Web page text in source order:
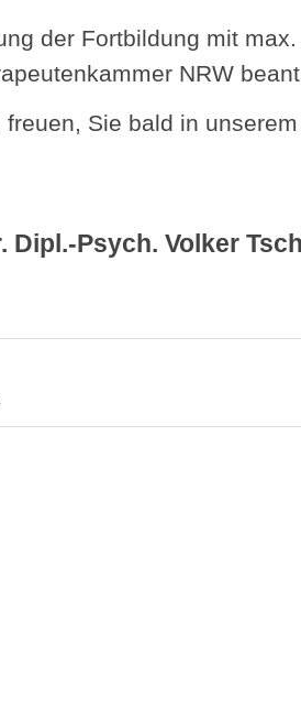
der Fortbildung mit
NRW
freuen, Sie bald in
Dipl.-Psych. Volker